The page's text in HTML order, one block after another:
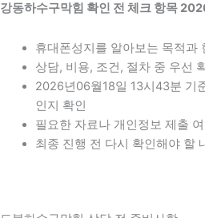
강동하수구막힘 확인 전 체크 항목
휴대폰성지를 알아보는 목적과
상담, 비용, 조건, 절차 중 우선
2026년06월18일 13시43분 기
인지 확인
필요한 자료나 개인정보 제출
최종 진행 전 다시 확인해야 할